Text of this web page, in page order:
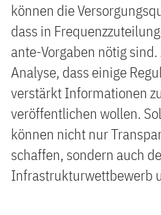
können die
dass in
ante-Vorgaben nötig
Analyse, dass einige
verstärkt Informationen
veröffentlichen wollen.
können nicht nur
schaffen, sondern auch
Infrastrukturwettbewerb